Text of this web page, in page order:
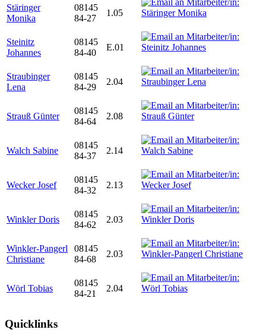
Stäringer
Monika
08145
84-27
1.05
Steinitz
Johannes
08145
84-40
E.01
Straubinger
Lena
08145
84-29
2.04
Strauß Günter
08145
84-64
2.08
Walch Sabine
08145
84-37
2.14
Wecker Josef
08145
84-32
2.13
Winkler Doris
08145
84-62
2.03
Winkler-Pangerl
Christiane
08145
84-68
2.03
Wörl Tobias
08145
84-21
2.04
Quicklinks